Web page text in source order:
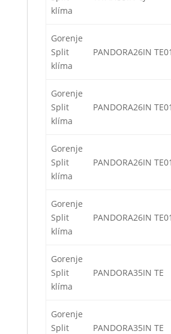
klíma
Gorenje
Split
klíma
PANDORA26IN TE01
Gorenje
Split
klíma
PANDORA26IN TE01
Gorenje
Split
klíma
PANDORA26IN TE01
Gorenje
Split
klíma
PANDORA26IN TE01
Gorenje
Split
klíma
PANDORA35IN TE
Gorenje
Split
PANDORA35IN TE